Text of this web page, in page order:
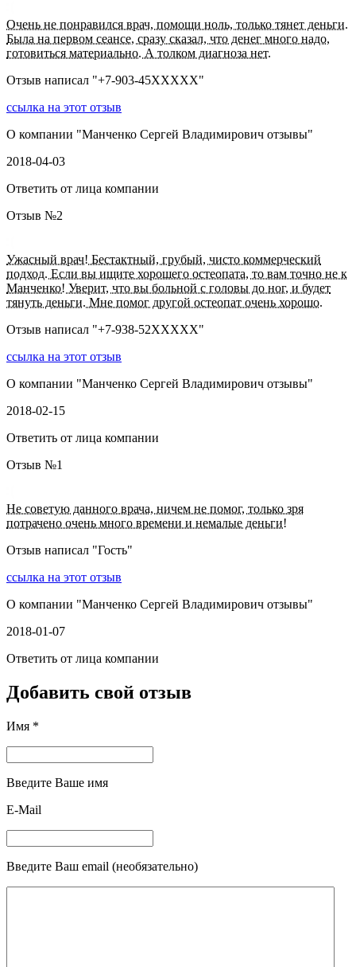
Очень не понравился врач, помощи ноль, только тянет деньги.
Была на первом сеансе, сразу сказал, что денег много надо,
готовиться материально. А толком диагноза нет.
Отзыв написал "+7-903-45XXXXX"
ссылка на этот отзыв
О компании "Манченко Сергей Владимирович отзывы"
2018-04-03
Ответить от лица компании
Отзыв №2
Ужасный врач! Бестактный, грубый, чисто коммерческий
подход. Если вы ищите хорошего остеопата, то вам точно не к
Манченко! Уверит, что вы больной с головы до ног, и будет
тянуть деньги. Мне помог другой остеопат очень хорошо.
Отзыв написал "+7-938-52XXXXX"
ссылка на этот отзыв
О компании "Манченко Сергей Владимирович отзывы"
2018-02-15
Ответить от лица компании
Отзыв №1
Не советую данного врача, ничем не помог, только зря
потрачено очень много времени и немалые деньги!
Отзыв написал "Гость"
ссылка на этот отзыв
О компании "Манченко Сергей Владимирович отзывы"
2018-01-07
Ответить от лица компании
Добавить свой отзыв
Имя *
Введите Ваше имя
E-Mail
Введите Ваш email (необязательно)